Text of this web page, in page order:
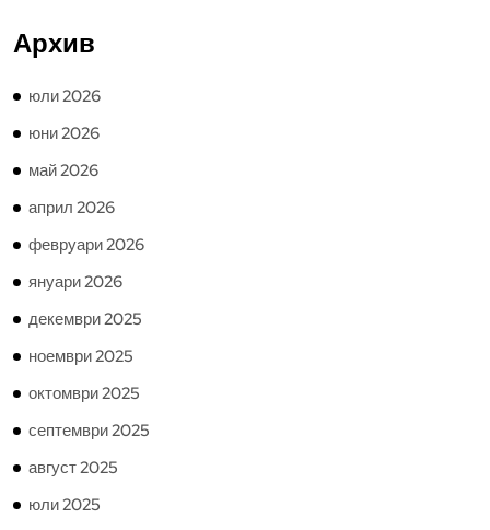
Архив
юли 2026
юни 2026
май 2026
април 2026
февруари 2026
януари 2026
декември 2025
ноември 2025
октомври 2025
септември 2025
август 2025
юли 2025